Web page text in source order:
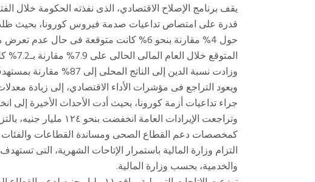
قدرة على امتصاص تداعيات صدمة فيروس كورونا، بحيث
حول 4% مقارنة بنحو 6% كانت متوقعة فى حال
وزادت نسبة الدين إلى الناتج المحلى إلى 87% مقارنة بمستهدف 81% العام المالى الجاري.
ويعود التراجع فى مؤشرات الأداء الاقتصادي، إلى زيادة
كمخصصات دعم القطاع الصحى ومساندة القطاعات والفئات
التزام وزارة المالية باستمرار الإتاحات الشهرية، التى
والخدمية، بحسب وزارة المالية.